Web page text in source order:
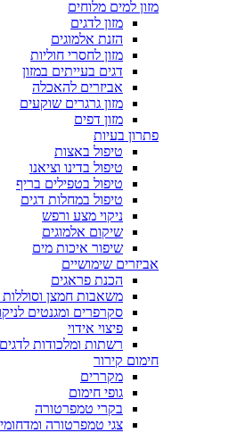
מזון למים מלוחים
מזון לדגים
הזנת אלמוגים
מזון לחסרי חוליות
דגים בעייתים במזון
אביזרים להאכלה
מזון גרגרים שוקעים
מזון דפים
פתרון בעיות
טיפול באצות
טיפול בדינו וציאנו
טיפול בטפילים בריף
טיפול במחלות דגים
ניקוי מצע ורפש
שיקום אלמוגים
שיפור איכות מים
אביזרים שימושיים
הכנת פראגים
משאבות חמצן וסוללות
סקרפרים ומגנטים
פיצוי אידוי
רשתות ומלכודות לדגים
חימום קירור
מקררים
גופי חימום
בקרי טמפרטורה
צגי טמפרטורה